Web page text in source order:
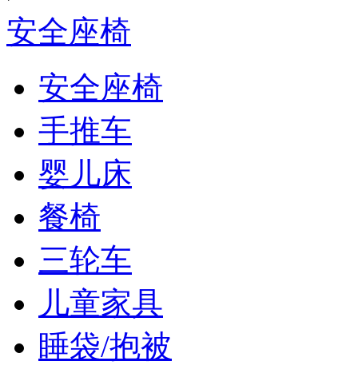
安全座椅
安全座椅
手推车
婴儿床
餐椅
三轮车
儿童家具
睡袋/抱被